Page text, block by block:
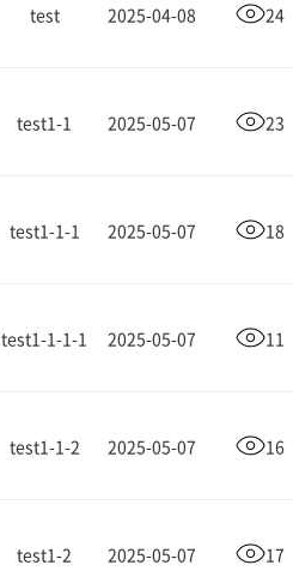
test 2025-04-08 24
test1-1 2025-05-07 23
test1-1-1 2025-05-07 18
test1-1-1-1 2025-05-07 11
test1-1-2 2025-05-07 16
test1-2 2025-05-07 17